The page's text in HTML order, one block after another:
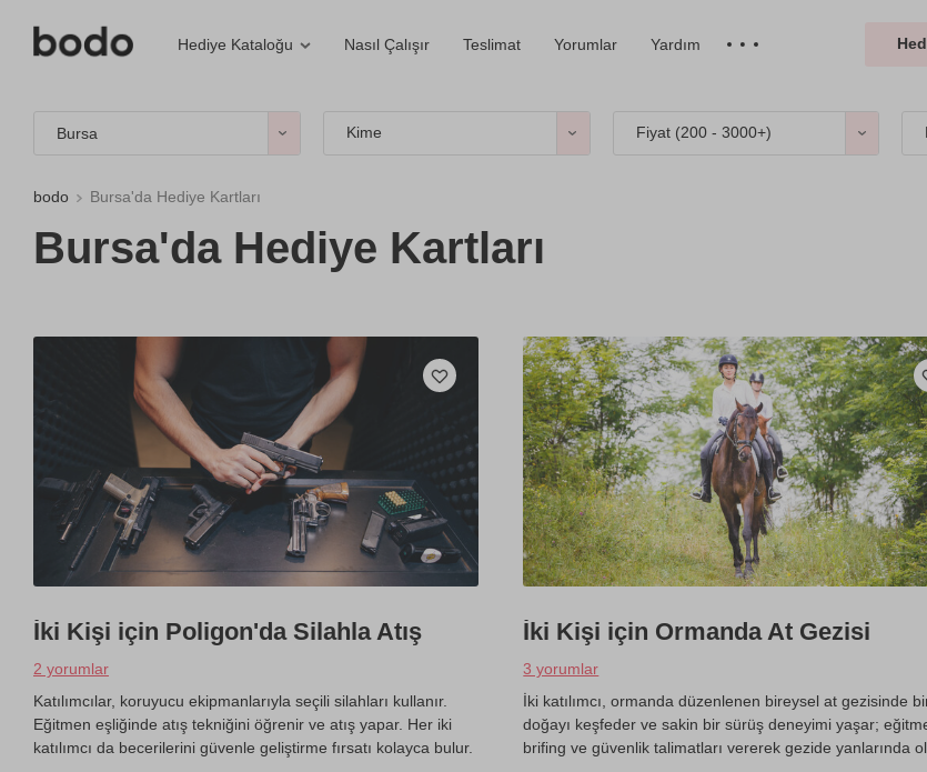
Hediye Kataloğu Nasıl Çalışır Teslimat Yorumlar Yardım
Bursa Kime Fiyat (200 - 3000+)
bodo Bursa'da Hediye Kartları
Bursa'da Hediye Kartları
İki Kişi için Poligon'da Silahla Atış
2 yorumlar
Katılımcılar, koruyucu ekipmanlarıyla seçili silahları kullanır.
Eğitmen eşliğinde atış tekniğini öğrenir ve atış yapar. Her iki
katılımcı da becerilerini güvenle geliştirme fırsatı kolayca bulur.
İki Kişi için Ormanda At Gezisi
3 yorumlar
İki katılımcı, ormanda düzenlenen bireysel at gezisinde
doğayı keşfeder ve sakin bir sürüş deneyimi yaşar;
brifing ve güvenlik talimatları vererek gezide yanlarında